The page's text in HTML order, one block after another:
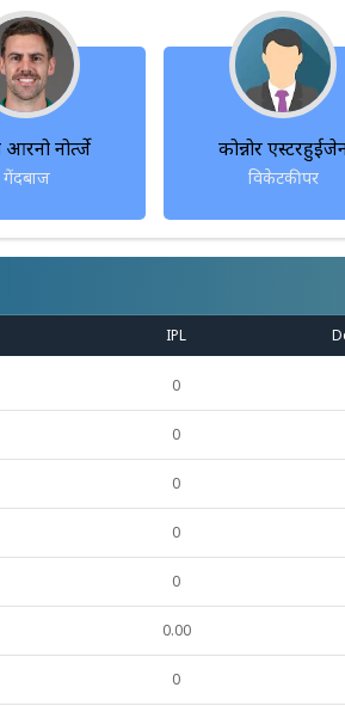
नोर्त्जे
गेंदबाज
कोन्नोर
विकेटकीपर
IPL
0
0
0
0
0
0.00
0